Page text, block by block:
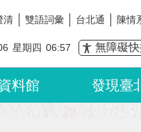
清 雙語詞彙 台北通 陳情
星期四 06:57 無障礙
料館 發現臺